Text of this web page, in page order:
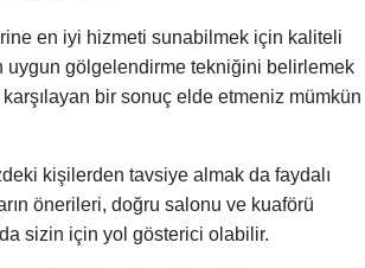
en iyi hizmeti sunabilmek için kaliteli
uygun gölgelendirme tekniğini belirlemek
bir sonuç elde etmeniz mümkün
kişilerden tavsiye almak da faydalı
önerileri, doğru salonu ve kuaförü
sizin için yol gösterici olabilir.